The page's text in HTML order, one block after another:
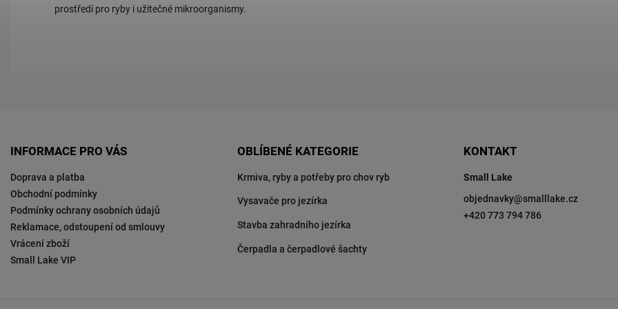
prostředí pro ryby i užitečné mikroorganismy.
INFORMACE PRO VÁS
Doprava a platba
Obchodní podmínky
Podmínky ochrany osobních údajů
Reklamace, odstoupení od smlouvy
Vrácení zboží
Small Lake VIP
OBLÍBENÉ KATEGORIE
Krmiva, ryby a potřeby pro chov ryb
Vysavače pro jezírka
Stavba zahradního jezírka
Čerpadla a čerpadlové šachty
KONTAKT
Small Lake
objednavky@smalllake.cz
+420 773 794 786